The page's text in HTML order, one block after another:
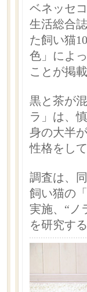
ベネッセ
生活総合
た飼い猫
色」によ
ことが掲
黒と茶が
ラ」は、
身の大半
性格をし
調査は、
飼い猫の
実施、“ノ
を研究す